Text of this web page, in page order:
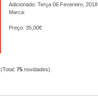
Adicionado: Terça 06 Fevereiro, 2018
Marca:
Preço: 35,00€
(Total: 75 novidades)